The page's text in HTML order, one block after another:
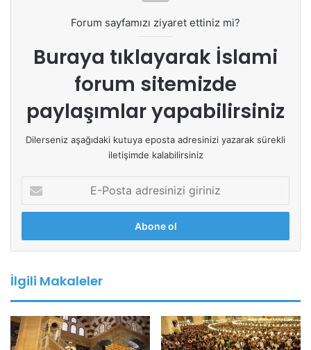
Forum sayfamızı ziyaret ettiniz mi?
Buraya tıklayarak İslami
forum sitemizde
paylaşımlar yapabilirsiniz
Dilerseniz aşağıdaki kutuya eposta adresinizi yazarak sürekli
iletişimde kalabilirsiniz
P
s
a
d
r
e
s
İlgili Makaleler